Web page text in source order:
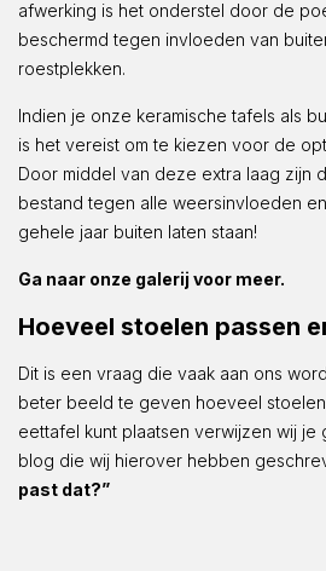
afwerking is het onderstel door de
beschermd tegen invloeden van
roestplekken.
Indien je onze keramische tafels als
is het vereist om te kiezen voor de
Door middel van deze extra laag zijn
bestand tegen alle weersinvloeden
gehele jaar buiten laten staan!
Ga naar onze galerij voor meer.
Hoeveel stoelen passen
Dit is een vraag die vaak aan ons
beter beeld te geven hoeveel
eettafel kunt plaatsen verwijzen wij je
blog die wij hierover hebben
past dat?”